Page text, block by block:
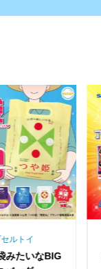
ルトイ
みたいなBIG